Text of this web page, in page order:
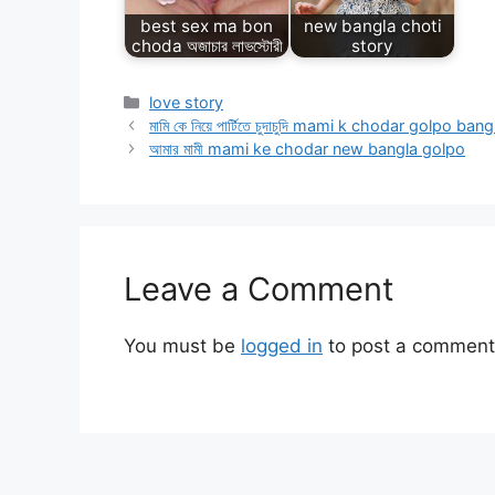
best sex ma bon
choda অজাচার লাভস্টোরী
new bangla choti
story
Categories
love story
মামি কে নিয়ে পার্টিতে চুদাচুদি mami k chodar golpo
আমার মামী mami ke chodar new bangla golpo
Leave a Comment
You must be logged in to post a